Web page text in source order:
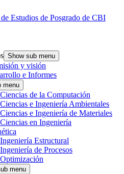
Show sub menu
y visión
e Informes
menu
de la Computación
e Ingeniería Ambientales
e Ingeniería de Materiales
en Ingeniería
Estructural
de Procesos
menu